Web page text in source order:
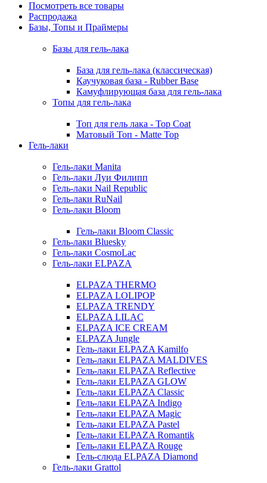
Посмотреть все товары
Распродажа
Базы, Топы и Праймеры
Базы для гель-лака
База для гель-лака (классическая)
Каучуковая база - Rubber Base
Камуфлирующая база для гель-лака
Топы для гель-лака
Топ для гель лака - Top Coat
Матовый Топ - Matte Top
Гель-лаки
Гель-лаки Manita
Гель-лаки Луи Филипп
Гель-лаки Nail Republic
Гель-лаки RuNail
Гель-лаки Bloom
Гель-лаки Bloom Classic
Гель-лаки Bluesky
Гель-лаки CosmoLac
Гель-лаки ELPAZA
ELPAZA THERMO
ELPAZA LOLIPOP
ELPAZA TRENDY
ELPAZA LILAC
ELPAZA IСE CREAM
ELPAZA Jungle
Гель-лаки ELPAZA Kamilfo
Гель-лаки ELPAZA MALDIVES
Гель-лаки ELPAZA Reflective
Гель-лаки ELPAZA GLOW
Гель-лаки ELPAZA Classic
Гель-лаки ELPAZA Indigo
Гель-лаки ELPAZA Magic
Гель-лаки ELPAZA Pastel
Гель-лаки ELPAZA Romantik
Гель-лаки ELPAZA Rouge
Гель-слюда ELPAZA Diamond
Гель-лаки Grattol